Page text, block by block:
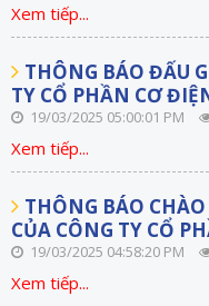
Xem tiếp...
THÔNG BÁO ĐẤU
TY CỔ PHẦN CƠ
19/03/2025 05:00:01 PM
Xem tiếp...
THÔNG BÁO
CỦA CÔNG TY CỔ
19/03/2025 04:58:20 PM
Xem tiếp...